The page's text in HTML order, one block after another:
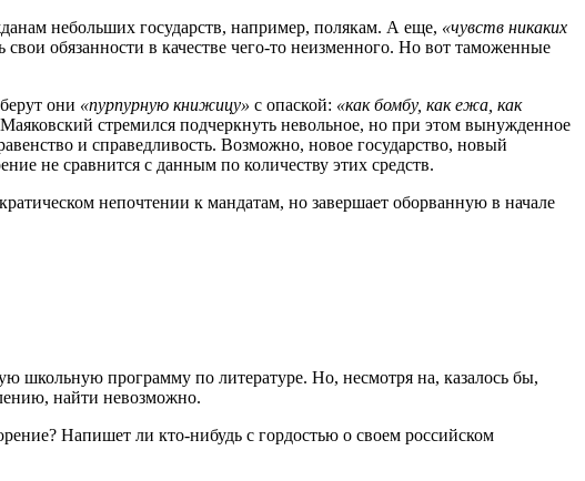
небольших государств, например, полякам. А еще, «чувств никаких
обязанности в качестве чего-то неизменного. Но вот таможенные
они «пурпурную книжицу» с опаской: «как бомбу, как ежа, как
стремился подчеркнуть невольное, но при этом вынужденное
и справедливость. Возможно, новое государство, новый
не сравнится с данным по количеству этих средств.
непочтении к мандатам, но завершает оборванную в начале
школьную программу по литературе. Но, несмотря на, казалось бы,
найти невозможно.
Напишет ли кто-нибудь с гордостью о своем российском